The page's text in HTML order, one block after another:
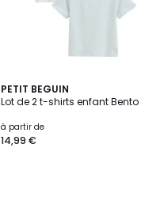
PETIT BEGUIN
Lot de 2 t-shirts enfant Bento
à partir de
14,99 €